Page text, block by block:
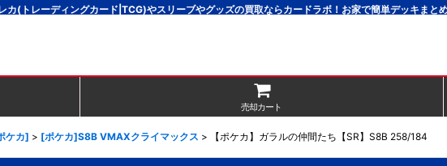
カ(トレーディングカード|TCG)やスリーブやグッズの買取ならカードラボ！お家で簡単デッキまと
売却カート
ケカ] > [ポケカ]S8B VMAXクライマックス > 【ポケカ】ガラルの仲間たち【SR】S8B 258/184